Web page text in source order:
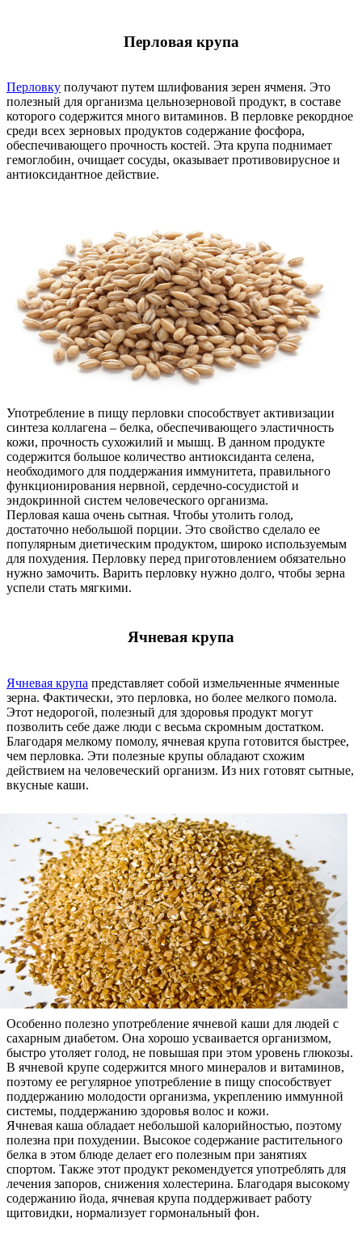
Перловая крупа
Перловку получают путем шлифования зерен ячменя. Это
полезный для организма цельнозерновой продукт, в составе
которого содержится много витаминов. В перловке рекордное
среди всех зерновых продуктов содержание фосфора,
обеспечивающего прочность костей. Эта крупа поднимает
гемоглобин, очищает сосуды, оказывает противовирусное и
антиоксидантное действие.
Употребление в пищу перловки способствует активизации
синтеза коллагена – белка, обеспечивающего эластичность
кожи, прочность сухожилий и мышц. В данном продукте
содержится большое количество антиоксиданта селена,
необходимого для поддержания иммунитета, правильного
функционирования нервной, сердечно-сосудистой и
эндокринной систем человеческого организма.
Перловая каша очень сытная. Чтобы утолить голод,
достаточно небольшой порции. Это свойство сделало ее
популярным диетическим продуктом, широко используемым
для похудения. Перловку перед приготовлением обязательно
нужно замочить. Варить перловку нужно долго, чтобы зерна
успели стать мягкими.
Ячневая крупа
Ячневая крупа представляет собой измельченные ячменные
зерна. Фактически, это перловка, но более мелкого помола.
Этот недорогой, полезный для здоровья продукт могут
позволить себе даже люди с весьма скромным достатком.
Благодаря мелкому помолу, ячневая крупа готовится быстрее,
чем перловка. Эти полезные крупы обладают схожим
действием на человеческий организм. Из них готовят сытные,
вкусные каши.
Особенно полезно употребление ячневой каши для людей с
сахарным диабетом. Она хорошо усваивается организмом,
быстро утоляет голод, не повышая при этом уровень глюкозы.
В ячневой крупе содержится много минералов и витаминов,
поэтому ее регулярное употребление в пищу способствует
поддержанию молодости организма, укреплению иммунной
системы, поддержанию здоровья волос и кожи.
Ячневая каша обладает небольшой калорийностью, поэтому
полезна при похудении. Высокое содержание растительного
белка в этом блюде делает его полезным при занятиях
спортом. Также этот продукт рекомендуется употреблять для
лечения запоров, снижения холестерина. Благодаря высокому
содержанию йода, ячневая крупа поддерживает работу
щитовидки, нормализует гормональный фон.